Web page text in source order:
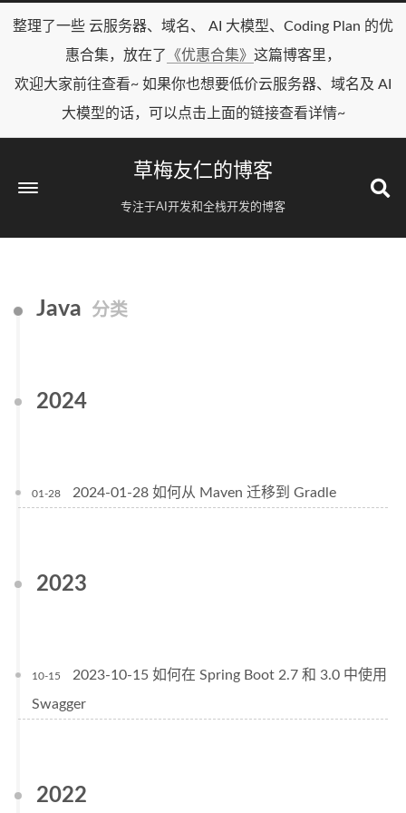
整理了一些 云服务器、域名、 AI 大模型、Coding Plan 的优
惠合集，放在了
《优惠合集》 这篇博客里，
欢迎大家前往查看~ 如果你也想要低价云服务器、域名及 AI
大模型的话，可以点击上面的链接查看详情~
草梅友仁的博客
专注于AI开发和全栈开发的博客
Java 分类
2024
01-28 2024-01-28 如何从 Maven 迁移到 Gradle
2023
10-15
2023-10-15 如何在 Spring Boot 2.7 和 3.0 中使用
Swagger
2022